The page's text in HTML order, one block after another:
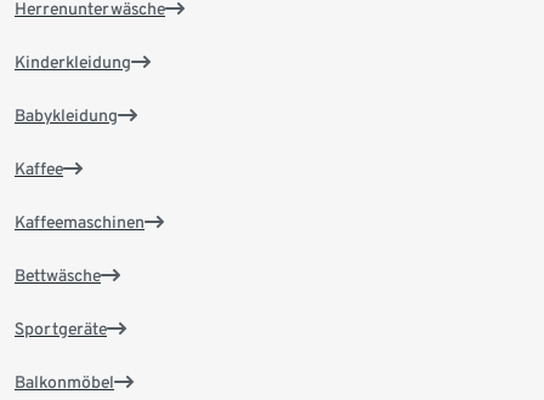
Herrenunterwäsche
Kinderkleidung
Babykleidung
Kaffee
Kaffeemaschinen
Bettwäsche
Sportgeräte
Balkonmöbel